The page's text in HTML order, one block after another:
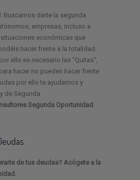
: Buscamos darte la segunda
empresas, incluso a
económicas que
hacer frente a la totalidad
ello es necesario las “Quitas“,
hacer no pueden hacer frente
por ello te ayudamos y
de Segunda
Segunda Oportunidad
de tus deudas? Acógete a la